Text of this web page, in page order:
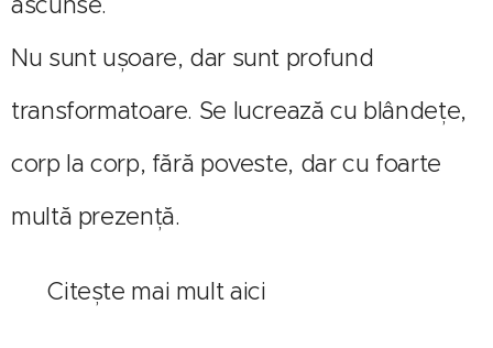
Nu sunt ușoare, dar sunt profund
transformatoare. Se lucrează cu blândețe,
corp la corp, fără poveste, dar cu foarte
multă prezență.
🔗 Citește mai mult aici